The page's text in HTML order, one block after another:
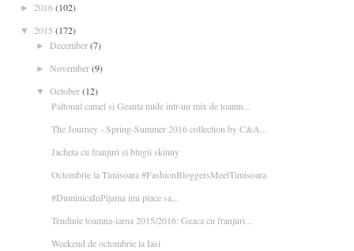
► 2016(102)
▼ 2015 (172)
► December(7)
► November(9)
▼ October(12)
Paltonul camel si Geanta nude intr-un mix de toamn...
The Journey - Spring-Summer 2016 collection by C&A...
Jacheta cu franjuri si blugii skinny
Octombrie la Timisoara #FashionBloggersMeetTimisoara
#DuminicaInPijama imi place sa...
Tendinte toamna-iarna 2015/2016: Geaca cu franjuri...
Weekend de octombrie la Iasi